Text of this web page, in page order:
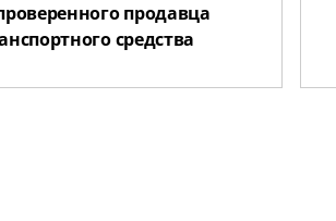
продавца
средства